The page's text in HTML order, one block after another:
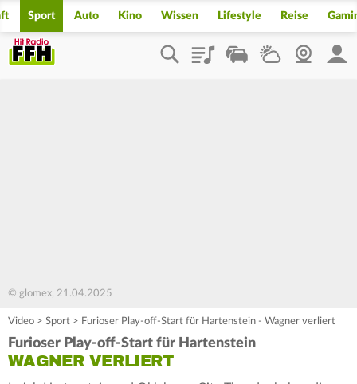
Sport Auto Kino Wissen Lifestyle Reise
PlaylistStaupilotWetterWebcam
© glomex, 21.04.2025
Video > Sport > Furioser Play-off-Start für Hartenstein - Wagner verliert
Furioser Play-off-Start für Hartenstein
WAGNER VERLIERT